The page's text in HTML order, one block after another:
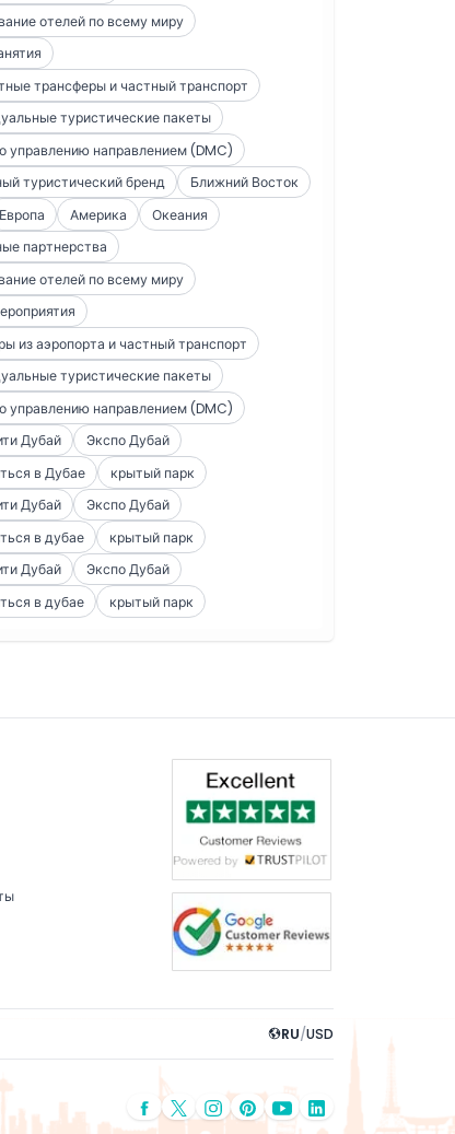
отелей по всему миру
трансферы и частный транспорт
туристические пакеты
управлению направлением (DMC)
туристический бренд
Ближний Восток
Европа Америка
Океания
партнерства
отелей по всему миру
из аэропорта и частный транспорт
туристические пакеты
управлению направлением (DMC)
Дубай
Экспо Дубай
в Дубае
крытый парк
Дубай
Экспо Дубай
в дубае
крытый парк
Дубай
Экспо Дубай
в дубае
крытый парк
RU/USD